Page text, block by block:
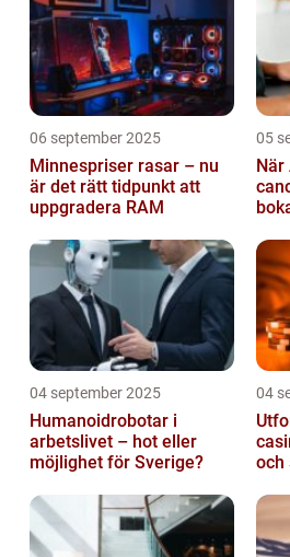
06 september 2025
Minnespriser rasar – nu
är det rätt tidpunkt att
uppgradera RAM
05
När
04 september 2025
Humanoidrobotar i
arbetslivet – hot eller
möjlighet för Sverige?
04
och